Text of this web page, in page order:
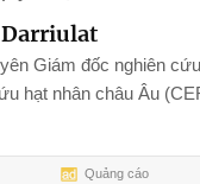
Giám đốc nghiên
hạt nhân châu Âu
Quảng cáo